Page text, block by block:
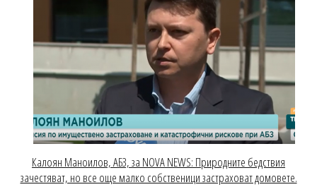
Калоян Маноилов, АБЗ, за NOVA NEWS: Природните бедствия
зачестяват, но все още малко собственици застраховат домовете.